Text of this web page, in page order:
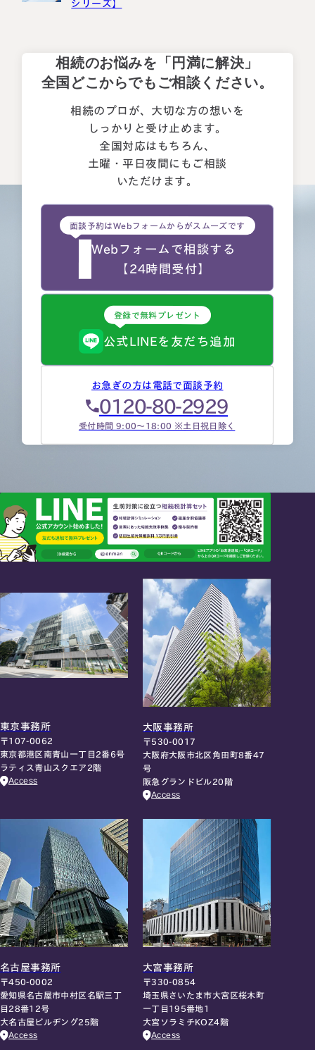
シリーズ】
相続のお悩みを「円満に解決」
全国どこからでもご相談ください。
相続のプロが、大切な方の想いを
しっかりと受け止めます。
全国対応はもちろん、
土曜・平日夜間にもご相談
いただけます。
面談予約はWebフォームからがスムーズです
Webフォームで相談する
【24時間受付】
登録で無料プレゼント
公式LINEを友だち追加
お急ぎの方は電話で面談予約
0120-80-2929
受付時間 9:00～18:00 ※土日祝日除く
東京事務所
〒107-0062
東京都港区南青山一丁目2番6号
ラティス青山スクエア2階
Access
大阪事務所
〒530-0017
大阪府大阪市北区角田町8番47
号
阪急グランドビル20階
Access
名古屋事務所
〒450-0002
愛知県名古屋市中村区名駅三丁
目28番12号
大名古屋ビルヂング25階
Access
大宮事務所
〒330-0854
埼玉県さいたま市大宮区桜木町
一丁目195番地1
大宮ソラミチKOZ4階
Access